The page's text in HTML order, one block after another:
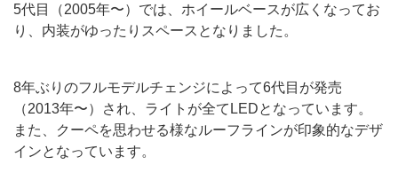
5代目（2005年〜）では、ホイールベースが広くなってお
り、内装がゆったりスペースとなりました。
8年ぶりのフルモデルチェンジによって6代目が発売
（2013年〜）され、ライトが全てLEDとなっています。
また、クーペを思わせる様なルーフラインが印象的なデザ
インとなっています。